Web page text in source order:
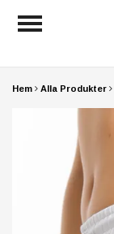
Hem Alla Produkter